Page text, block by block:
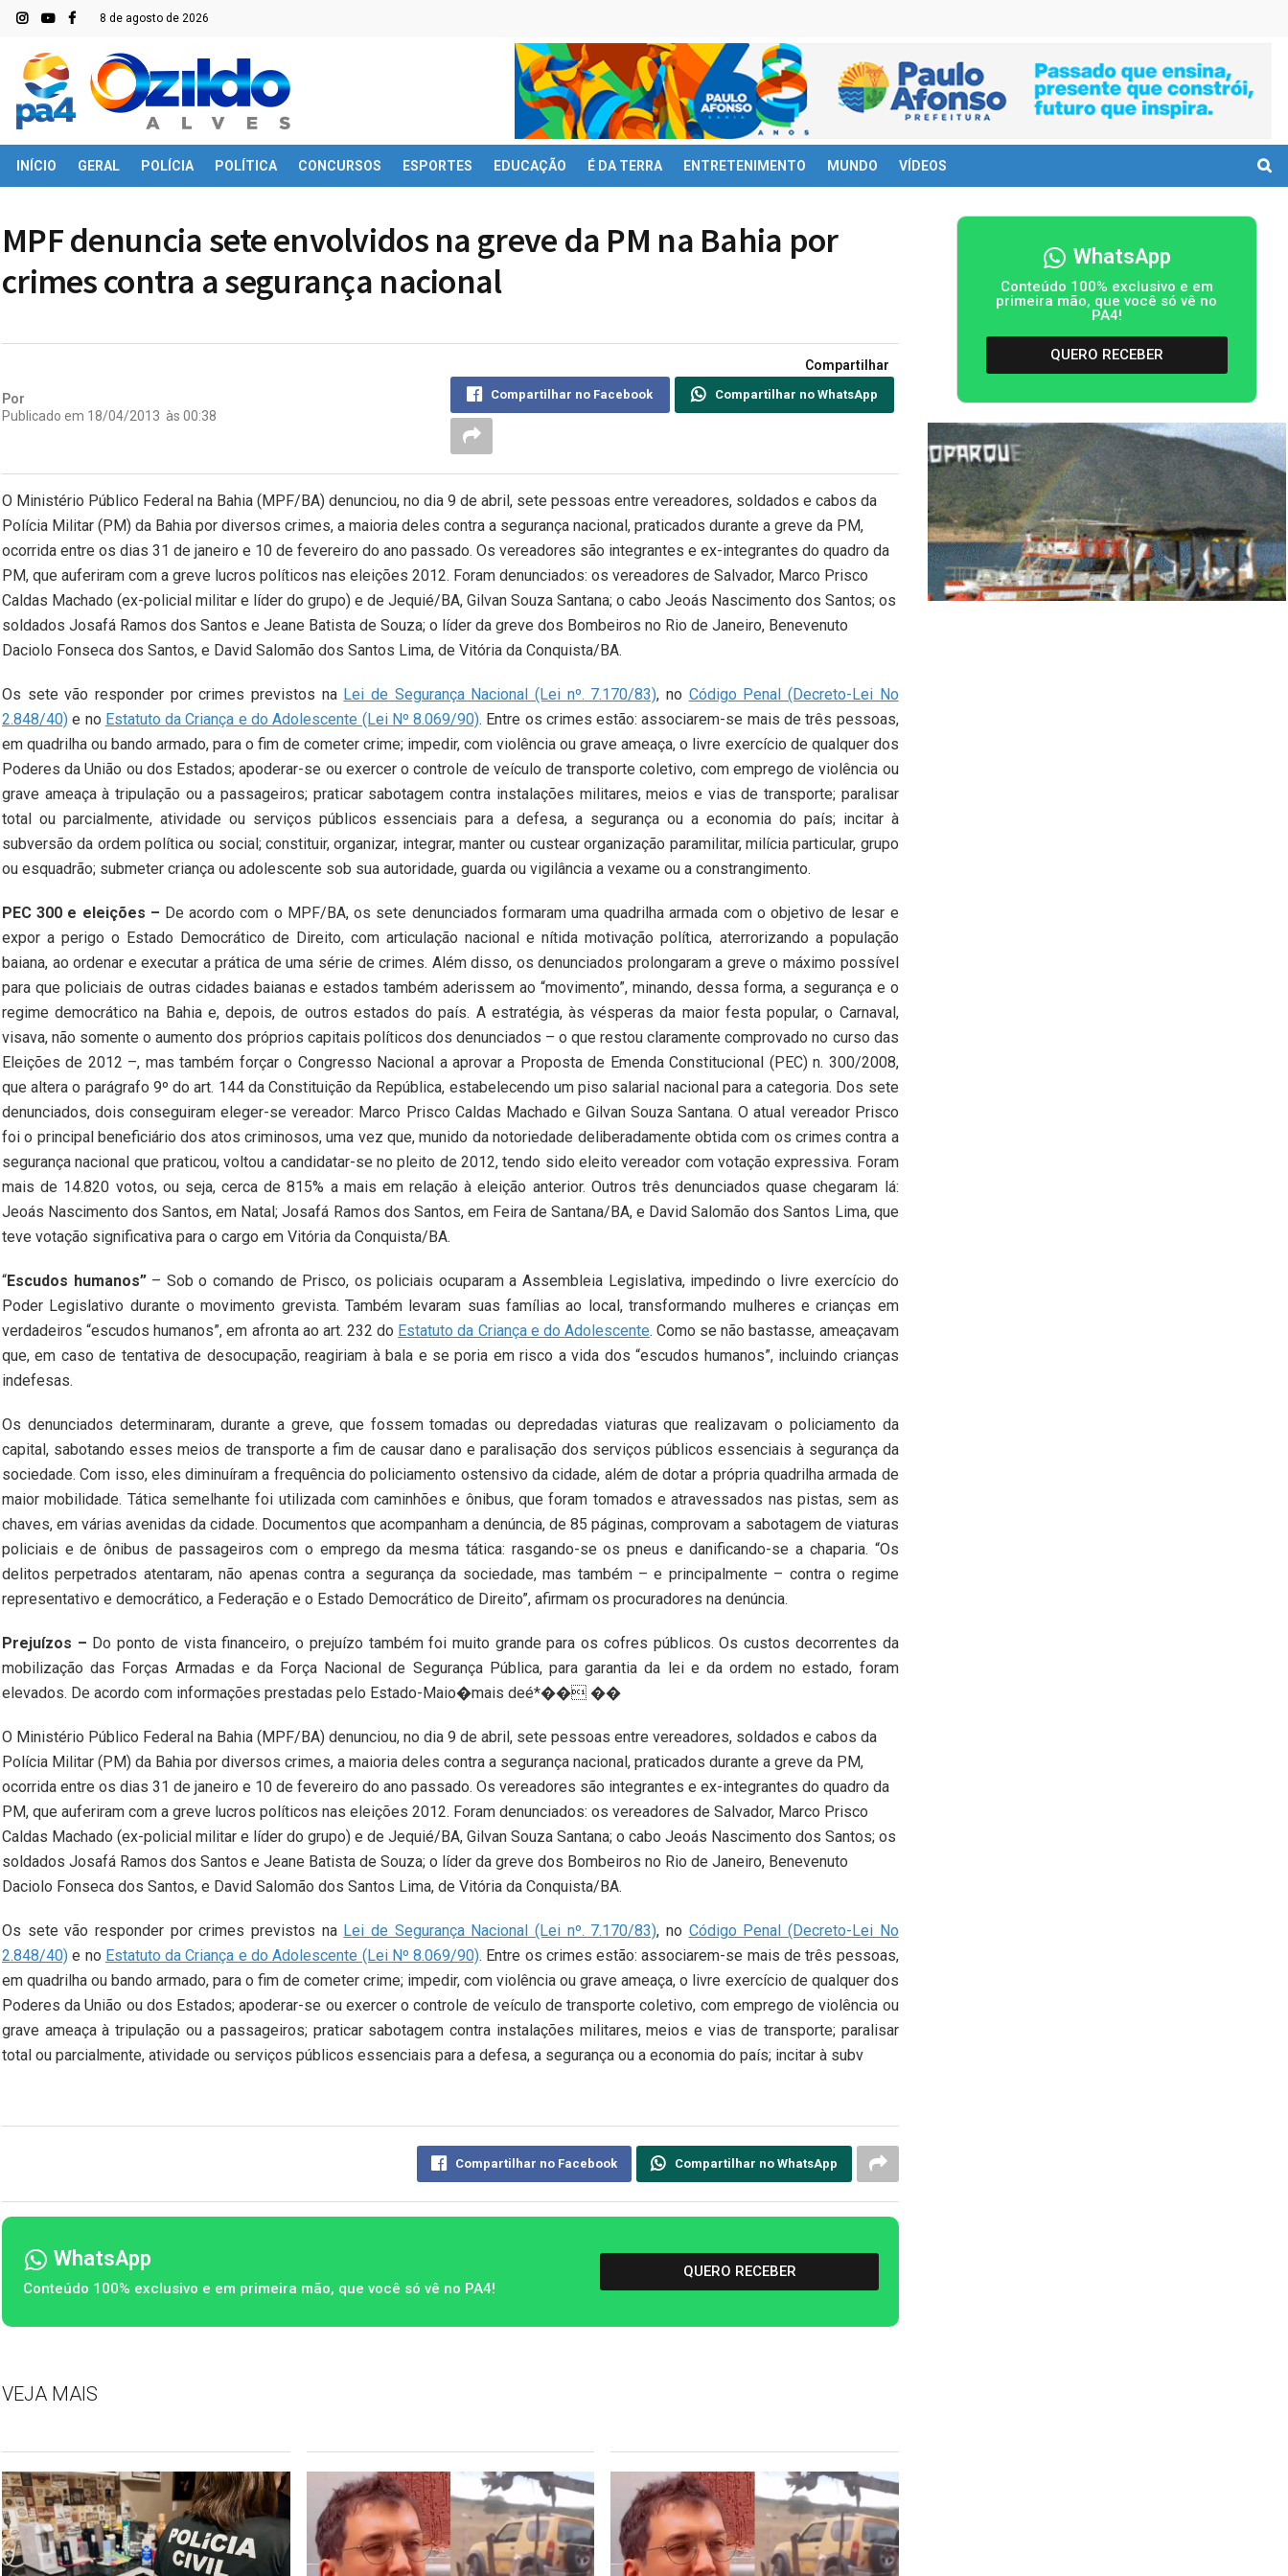
8 de agosto de 2026
INÍCIO GERAL POLÍCIA POLÍTICA CONCURSOS ESPORTES EDUCAÇÃO É DA TERRA ENTRETENIMENTO MUNDO VÍDEOS
MPF denuncia sete envolvidos na greve da PM na Bahia por
crimes contra a segurança nacional
Por
Publicado em 18/04/2013 às 00:38
Compartilhar
Compartilhar no Facebook Compartilhar no WhatsApp
O Ministério Público Federal na Bahia (MPF/BA) denunciou, no dia 9 de abril, sete pessoas entre vereadores, soldados e cabos da
Polícia Militar (PM) da Bahia por diversos crimes, a maioria deles contra a segurança nacional, praticados durante a greve da PM,
ocorrida entre os dias 31 de janeiro e 10 de fevereiro do ano passado. Os vereadores são integrantes e ex-integrantes do quadro da
PM, que auferiram com a greve lucros políticos nas eleições 2012. Foram denunciados: os vereadores de Salvador, Marco Prisco
Caldas Machado (ex-policial militar e líder do grupo) e de Jequié/BA, Gilvan Souza Santana; o cabo Jeoás Nascimento dos Santos; os
soldados Josafá Ramos dos Santos e Jeane Batista de Souza; o líder da greve dos Bombeiros no Rio de Janeiro, Benevenuto
Daciolo Fonseca dos Santos, e David Salomão dos Santos Lima, de Vitória da Conquista/BA.
Os sete vão responder por crimes previstos na Lei de Segurança Nacional (Lei nº. 7.170/83), no Código Penal (Decreto-Lei No
2.848/40) e no Estatuto da Criança e do Adolescente (Lei Nº 8.069/90). Entre os crimes estão: associarem-se mais de três pessoas,
em quadrilha ou bando armado, para o fim de cometer crime; impedir, com violência ou grave ameaça, o livre exercício de qualquer dos
Poderes da União ou dos Estados; apoderar-se ou exercer o controle de veículo de transporte coletivo, com emprego de violência ou
grave ameaça à tripulação ou a passageiros; praticar sabotagem contra instalações militares, meios e vias de transporte; paralisar
total ou parcialmente, atividade ou serviços públicos essenciais para a defesa, a segurança ou a economia do país; incitar à
subversão da ordem política ou social; constituir, organizar, integrar, manter ou custear organização paramilitar, milícia particular, grupo
ou esquadrão; submeter criança ou adolescente sob sua autoridade, guarda ou vigilância a vexame ou a constrangimento.
PEC 300 e eleições – De acordo com o MPF/BA, os sete denunciados formaram uma quadrilha armada com o objetivo de lesar e
expor a perigo o Estado Democrático de Direito, com articulação nacional e nítida motivação política, aterrorizando a população
baiana, ao ordenar e executar a prática de uma série de crimes. Além disso, os denunciados prolongaram a greve o máximo possível
para que policiais de outras cidades baianas e estados também aderissem ao “movimento”, minando, dessa forma, a segurança e o
regime democrático na Bahia e, depois, de outros estados do país. A estratégia, às vésperas da maior festa popular, o Carnaval,
visava, não somente o aumento dos próprios capitais políticos dos denunciados – o que restou claramente comprovado no curso das
Eleições de 2012 –, mas também forçar o Congresso Nacional a aprovar a Proposta de Emenda Constitucional (PEC) n. 300/2008,
que altera o parágrafo 9º do art. 144 da Constituição da República, estabelecendo um piso salarial nacional paraa categoria. Dos sete
denunciados, dois conseguiram eleger-se vereador: Marco Prisco Caldas Machado e Gilvan Souza Santana. O atual vereador Prisco
foi o principal beneficiário dos atos criminosos, uma vez que, munido da notoriedade deliberadamente obtida com os crimes contra a
segurança nacional que praticou, voltou a candidatar-se no pleito de 2012, tendo sido eleito vereador com votação expressiva. Foram
mais de 14.820 votos, ou seja, cerca de 815% a mais em relação à eleição anterior. Outros três denunciados quase chegaram lá:
Jeoás Nascimento dos Santos, em Natal; Josafá Ramos dos Santos, em Feira de Santana/BA, e David Salomão dos Santos Lima, que
teve votação significativa para o cargo em Vitória da Conquista/BA.
“Escudos humanos”– Sob o comando de Prisco, os policiais ocuparam a Assembleia Legislativa, impedindo o livre exercício do
Poder Legislativo durante o movimento grevista. Também levaram suas famílias ao local, transformando mulheres e crianças em
verdadeiros “escudos humanos”, em afronta ao art. 232 do Estatuto da Criança e do Adolescente. Como se não bastasse, ameaçavam
que, em caso de tentativa de desocupação, reagiriam à bala e se poria em risco a vida dos “escudos humanos”, incluindo crianças
indefesas.
Os denunciados determinaram, durante a greve, que fossem tomadas ou depredadas viaturas que realizavam o policiamento da
capital, sabotando esses meios de transporte a fim de causar dano e paralisação dos serviços públicos essenciais à segurança da
sociedade. Com isso, eles diminuíram a frequência do policiamento ostensivo da cidade, além de dotar a própria quadrilha armada de
maior mobilidade. Tática semelhante foi utilizada com caminhões e ônibus, que foram tomados e atravessados nas pistas, sem as
chaves, em várias avenidas da cidade. Documentos que acompanham a denúncia, de 85 páginas, comprovam a sabotagem de viaturas
policiais e de ônibus de passageiros com o emprego da mesma tática: rasgando-se os pneus e danificando-se a chaparia. “Os
delitos perpetrados atentaram, não apenas contra a segurança da sociedade, mas também – e principalmente – contra o regime
representativo e democrático, a Federação e o Estado Democrático de Direito”, afirmam os procuradores na denúncia.
Prejuízos – Do ponto de vista financeiro, o prejuízo também foi muito grande para os cofres públicos. Os custos decorrentes da
mobilização das Forças Armadas e da Força Nacional de Segurança Pública, para garantia da lei e da ordem no estado, foram
elevados. De acordo com informações prestadas pelo Estado-Maio�mais deé*�� ��
O Ministério Público Federal na Bahia (MPF/BA) denunciou, no dia 9 de abril, sete pessoas entre vereadores, soldados e cabos da
Polícia Militar (PM) da Bahia por diversos crimes, a maioria deles contra a segurança nacional, praticados durante a greve da PM,
ocorrida entre os dias 31 de janeiro e 10 de fevereiro do ano passado. Os vereadores são integrantes e ex-integrantes do quadro da
PM, que auferiram com a greve lucros políticos nas eleições 2012. Foram denunciados: os vereadores de Salvador, Marco Prisco
Caldas Machado (ex-policial militar e líder do grupo) e de Jequié/BA, Gilvan Souza Santana; o cabo Jeoás Nascimento dos Santos; os
soldados Josafá Ramos dos Santos e Jeane Batista de Souza; o líder da greve dos Bombeiros no Rio de Janeiro, Benevenuto
Daciolo Fonseca dos Santos, e David Salomão dos Santos Lima, de Vitória da Conquista/BA.
Os sete vão responder por crimes previstos na Lei de Segurança Nacional (Lei nº. 7.170/83), no Código Penal (Decreto-Lei No
2.848/40) e no Estatuto da Criança e do Adolescente (Lei Nº 8.069/90). Entre os crimes estão: associarem-se mais de três pessoas,
em quadrilha ou bando armado, para o fim de cometer crime; impedir, com violência ou grave ameaça, o livre exercício de qualquer dos
Poderes da União ou dos Estados; apoderar-se ou exercer o controle de veículo de transporte coletivo, com emprego de violência ou
grave ameaça à tripulação ou a passageiros; praticar sabotagem contra instalações militares, meios e vias de transporte; paralisar
total ou parcialmente, atividade ou serviços públicos essenciais para a defesa, a segurança ou a economia do país; incitar à subv
Compartilhar no Facebook Compartilhar no WhatsApp
WhatsApp
Conteúdo 100% exclusivo e em primeira mão, que você só vê no PA4!
QUERO RECEBER
VEJA MAIS
WhatsApp
Conteúdo 100% exclusivo e em
primeira mão, que você só vê no
PA4!
QUERO RECEBER